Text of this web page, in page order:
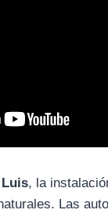
Luis, la
Las